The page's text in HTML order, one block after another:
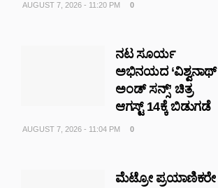
AUGUST 7, 2026 - 11:20 PM 0
ನಟ ಸೂರ್ಯ
ಅಭಿನಯದ ‘ವಿಶ್ವನಾಥ್
ಅಂಡ್ ಸನ್ಸ್’ ಚಿತ್ರ
ಆಗಸ್ಟ್ 14ಕ್ಕೆ ಬಿಡುಗಡೆ
AUGUST 7, 2026 - 11:04 PM 0
ಮೆಟ್ರೋ ಪ್ರಯಾಣಿಕರೇ